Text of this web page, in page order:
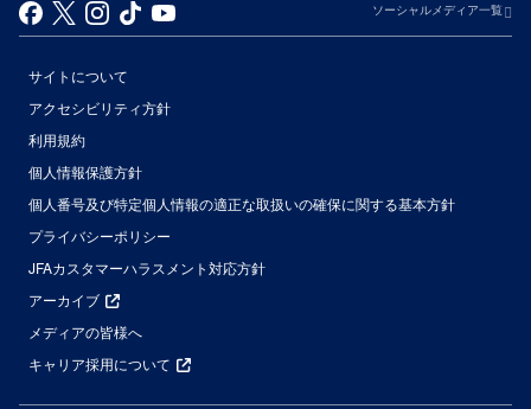
ソーシャルメディア一覧
サイトについて
アクセシビリティ方針
利用規約
個人情報保護方針
個人番号及び特定個人情報の適正な取扱いの確保に関する基本方針
プライバシーポリシー
JFAカスタマーハラスメント対応方針
アーカイブ
メディアの皆様へ
キャリア採用について